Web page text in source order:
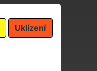
Uklízení